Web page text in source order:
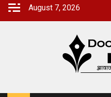
Skip
August 7, 2026